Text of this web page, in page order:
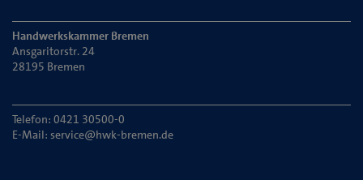
Handwerkskammer Bremen
Ansgaritorstr. 24
28195 Bremen
Telefon: 0421 30500-0
E-Mail: service@hwk-bremen.de